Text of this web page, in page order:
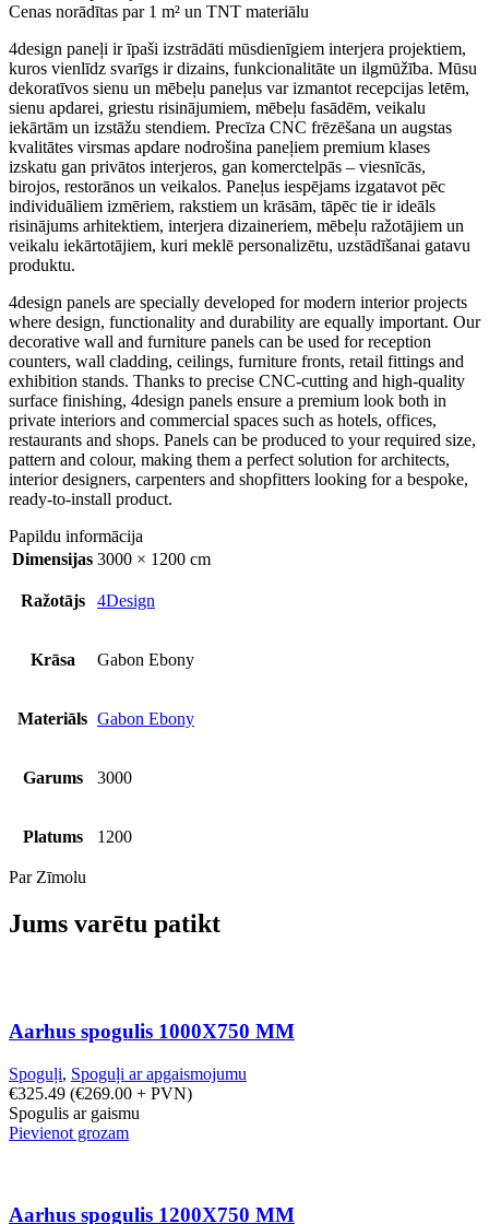
Cenas norādītas par 1 m² un TNT materiālu
4design paneļi ir īpaši izstrādāti mūsdienīgiem interjera projektiem,
kuros vienlīdz svarīgs ir dizains, funkcionalitāte un ilgmūžība. Mūsu
dekoratīvos sienu un mēbeļu paneļus var izmantot recepcijas letēm,
sienu apdarei, griestu risinājumiem, mēbeļu fasādēm, veikalu
iekārtām un izstāžu stendiem. Precīza CNC frēzēšana un augstas
kvalitātes virsmas apdare nodrošina paneļiem premium klases
izskatu gan privātos interjeros, gan komerctelpās – viesnīcās,
birojos, restorānos un veikalos. Paneļus iespējams izgatavot pēc
individuāliem izmēriem, rakstiem un krāsām, tāpēc tie ir ideāls
risinājums arhitektiem, interjera dizaineriem, mēbeļu ražotājiem un
veikalu iekārtotājiem, kuri meklē personalizētu, uzstādīšanai gatavu
produktu.
4design panels are specially developed for modern interior projects
where design, functionality and durability are equally important. Our
decorative wall and furniture panels can be used for reception
counters, wall cladding, ceilings, furniture fronts, retail fittings and
exhibition stands. Thanks to precise CNC-cutting and high-quality
surface finishing, 4design panels ensure a premium look both in
private interiors and commercial spaces such as hotels, offices,
restaurants and shops. Panels can be produced to your required size,
pattern and colour, making them a perfect solution for architects,
interior designers, carpenters and shopfitters looking for a bespoke,
ready-to-install product.
Papildu informācija
Dimensijas 3000 × 1200 cm
Ražotājs 4Design
Krāsa Gabon Ebony
Materiāls Gabon Ebony
Garums 3000
Platums 1200
Par Zīmolu
Jums varētu patikt
Aarhus spogulis 1000X750 MM
Spoguļi, Spoguļi ar apgaismojumu
€325.49 (€269.00 + PVN)
Spogulis ar gaismu
Pievienot grozam
Aarhus spogulis 1200X750 MM